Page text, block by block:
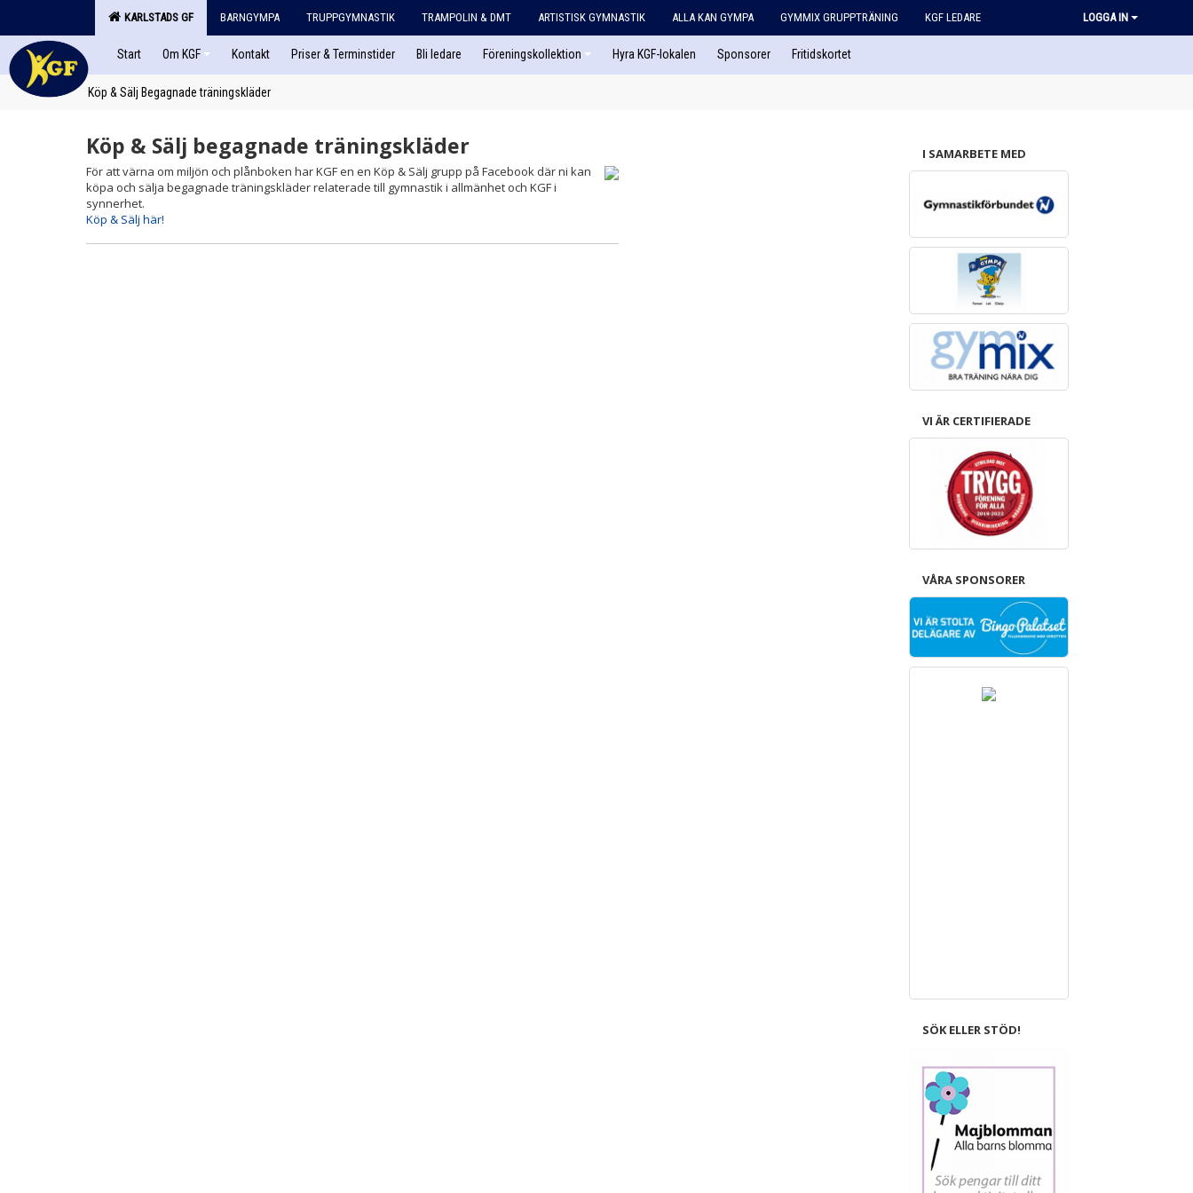
KARLSTADS GF BARNGYMPA TRUPPGYMNASTIK TRAMPOLIN & DMT ARTISTISK GYMNASTIK ALLA KAN GYMPA GYMMIX GRUPPTRÄNING KGF LEDARE LOGGA IN
Start Om KGF Kontakt Priser & Terminstider Bli ledare Föreningskollektion Hyra KGF-lokalen Sponsorer Fritidskortet
Köp & Sälj Begagnade träningskläder
Köp & Sälj begagnade träningskläder
För att värna om miljön och plånboken har KGF en en Köp & Sälj grupp på Facebook där ni kan
köpa och sälja begagnade träningskläder relaterade till gymnastik i allmänhet och KGF i
synnerhet.
Köp & Sälj här!
I SAMARBETE MED
VI ÄR CERTIFIERADE
VÅRA SPONSORER
SÖK ELLER STÖD!